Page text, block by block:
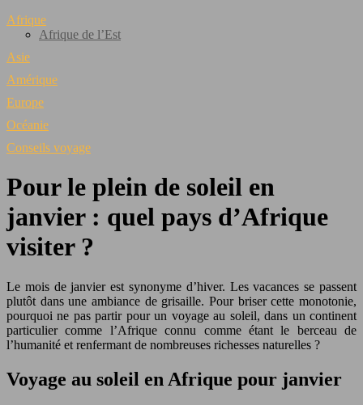
Afrique
Afrique de l’Est
Asie
Amérique
Europe
Océanie
Conseils voyage
Pour le plein de soleil en
janvier : quel pays d’Afrique
visiter ?
Le mois de janvier est synonyme d’hiver. Les vacances se passent
plutôt dans une ambiance de grisaille. Pour briser cette monotonie,
pourquoi ne pas partir pour un voyage au soleil, dans un continent
particulier comme l’Afrique connu comme étant le berceau de
l’humanité et renfermant de nombreuses richesses naturelles ?
Voyage au soleil en Afrique pour janvier